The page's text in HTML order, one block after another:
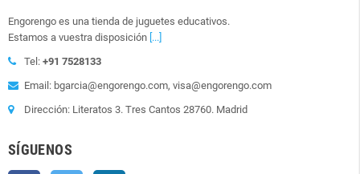
Engorengo es una tienda de juguetes educativos.
Estamos a vuestra disposición [...]
Tel: +91 7528133
Email: bgarcia@engorengo.com, visa@engorengo.com
Dirección: Literatos 3. Tres Cantos 28760. Madrid
SÍGUENOS